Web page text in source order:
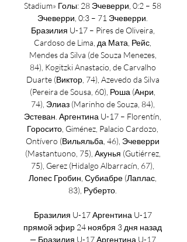
Stadium» Голы: 28 Эчеверри, 0:2 – 58
Эчеверри, 0:3 – 71 Эчеверри.
Бразилия U-17 – Pires de Oliveira,
Cardoso de Lima, да Мата, Рейс,
Mendes da Silva (de Souza Menezes,
84), Kogitzki Anastacio, de Carvalho
Duarte (Виктор, 74), Azevedo da Silva
(Pereira de Sousa, 60), Роша (Анри,
74), Элиаз (Marinho de Souza, 84),
Эстеван. Аргентина U-17 – Florentín,
Горосито, Giménez, Palacio Cardozo,
Ontívero (Вильяльба, 46), Эчеверри
(Mastantuono, 75), Акунья (Gutiérrez,
75), Gerez (Hidalgo Albarracín, 67),
Лопес Гробин, Субиабре (Лаплас,
83), Руберто.
Бразилия U-17 Аргентина U-17
прямой эфир 24 ноября 3 дня назад
— Бразилия U-17 Аргентина U-17